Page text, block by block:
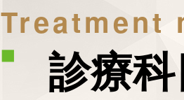
Treatment
診療